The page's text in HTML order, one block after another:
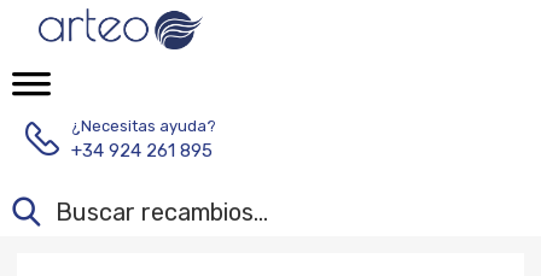
¿Necesitas ayuda?
+34 924 261 895